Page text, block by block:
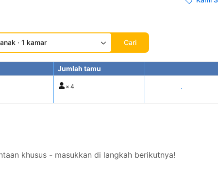
· 1 kamar Cari
Jumlah tamu
× 4 Tampilkan harga
khusus - masukkan di langkah berikutnya!